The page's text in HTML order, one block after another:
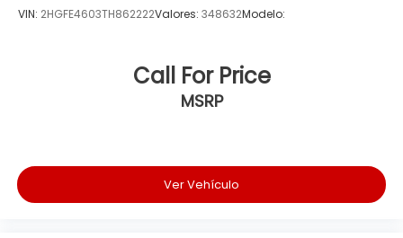
VIN: 2HGFE4603TH862222Valores: 348632Modelo:
Call For Price
MSRP
Ver Vehículo